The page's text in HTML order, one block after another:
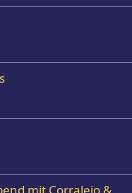
mit Corralejo &